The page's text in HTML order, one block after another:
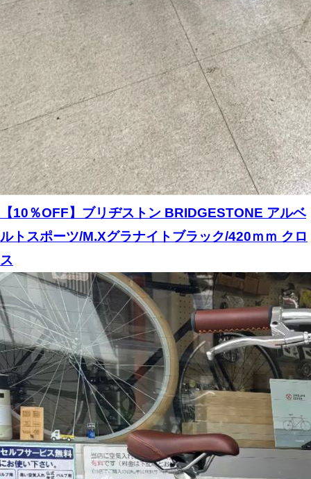
【10％OFF】ブリヂストン BRIDGESTONE アルベ
ルトスポーツ/M.Xグラナイトブラック/420ｍｍ クロ
ス